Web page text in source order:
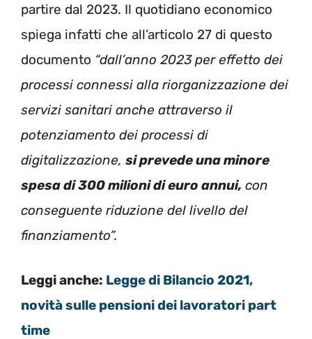
partire dal 2023. Il quotidiano economico
spiega infatti che all’articolo 27 di questo
documento “dall’anno 2023 per effetto dei
processi connessi alla riorganizzazione dei
servizi sanitari anche attraverso il
potenziamento dei processi di
digitalizzazione, si prevede una minore
spesa di 300 milioni di euro annui, con
conseguente riduzione del livello del
finanziamento”.
Leggi anche: Legge di Bilancio 2021,
novità sulle pensioni dei lavoratori part
time